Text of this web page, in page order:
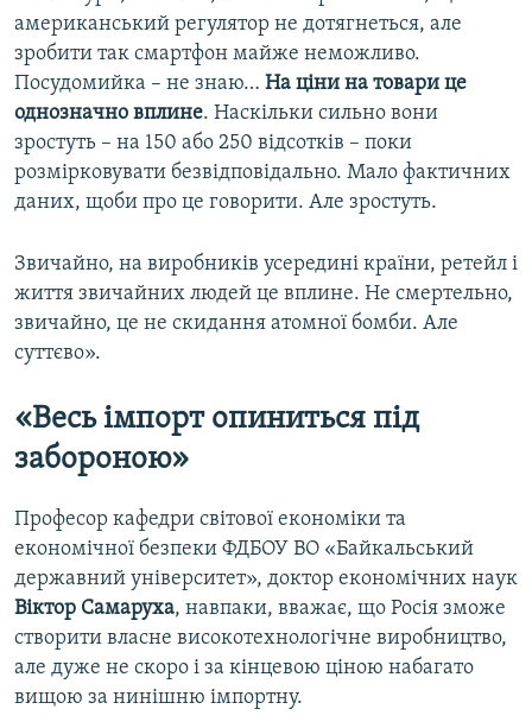
американський регулятор не дотягнеться, але
зробити так смартфон майже неможливо.
Посудомийка – не знаю… На ціни на товари це
однозначно вплине. Наскільки сильно вони
зростуть – на 150 або 250 відсотків – поки
розмірковувати безвідповідально. Мало фактичних
даних, щоби про це говорити. Але зростуть.
Звичайно, на виробників усередині країни, ретейл і
життя звичайних людей це вплине. Не смертельно,
звичайно, це не скидання атомної бомби. Але
суттєво».
«Весь імпорт опиниться під
забороною»
Професор кафедри світової економіки та
економічної безпеки ФДБОУ ВО «Байкальський
державний університет», доктор економічних наук
Віктор Самаруха, навпаки, вважає, що Росія зможе
створити власне високотехнологічне виробництво,
але дуже не скоро і за кінцевою ціною набагато
вищою за нинішню імпортну.